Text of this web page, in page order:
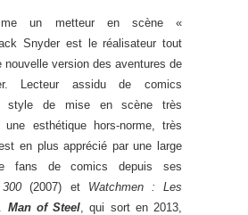
un metteur en scène «
Snyder est le réalisateur tout
nouvelle version des aventures de
Lecteur assidu de comics
style de mise en scène très
une esthétique hors-norme, très
en plus apprécié par une large
fans de comics depuis ses
300 (2007) et Watchmen : Les
Man of Steel , qui sort en 2013,